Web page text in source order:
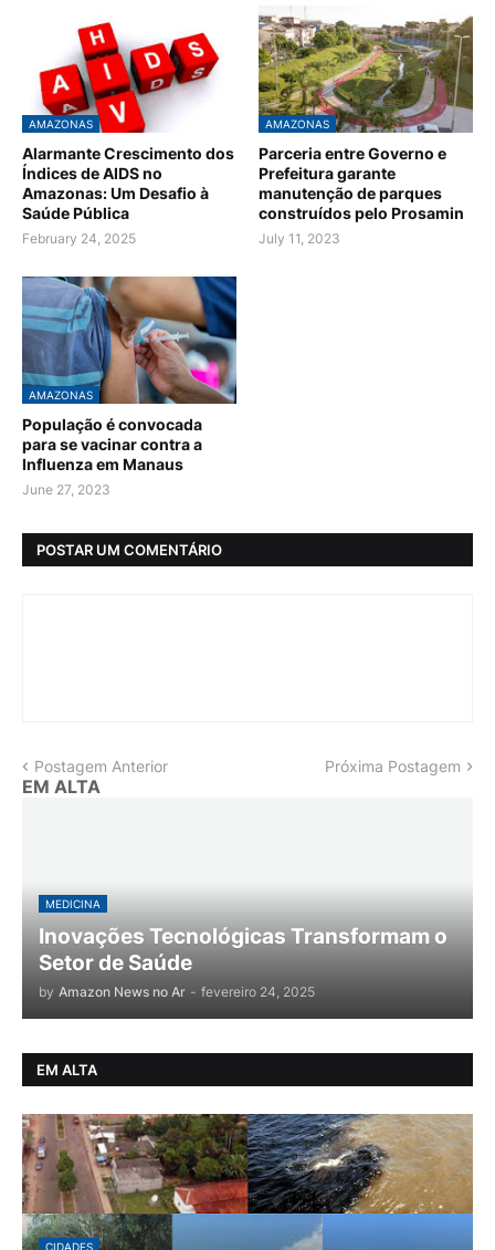
AMAZONAS
Alarmante Crescimento dos
Índices de AIDS no
Amazonas: Um Desafio à
Saúde Pública
February 24, 2025
AMAZONAS
Parceria entre Governo e
Prefeitura garante
manutenção de parques
construídos pelo Prosamin
July 11, 2023
AMAZONAS
População é convocada
para se vacinar contra a
Influenza em Manaus
June 27, 2023
POSTAR UM COMENTÁRIO
Postagem Anterior Próxima Postagem
EM ALTA
MEDICINA
Inovações Tecnológicas Transformam o
Setor de Saúde
by Amazon News no Ar - fevereiro 24, 2025
EM ALTA
CIDADES